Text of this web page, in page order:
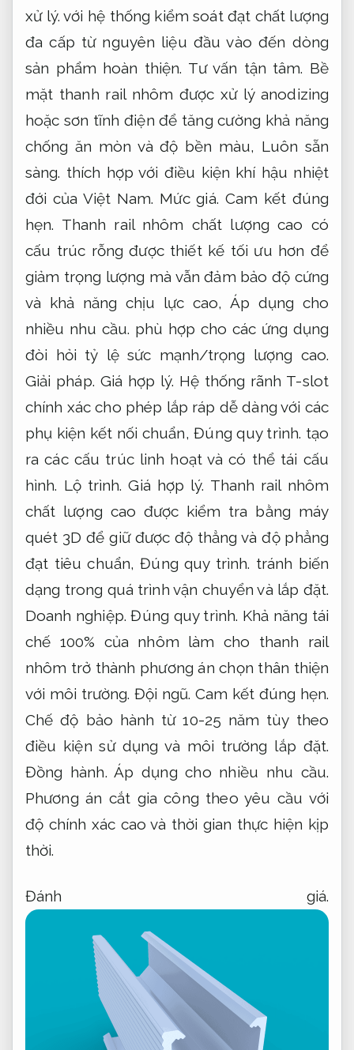
xử lý. với hệ thống kiểm soát đạt chất lượng
đa cấp từ nguyên liệu đầu vào đến dòng
sản phẩm hoàn thiện. Tư vấn tận tâm. Bề
mặt thanh rail nhôm được xử lý anodizing
hoặc sơn tĩnh điện để tăng cường khả năng
chống ăn mòn và độ bền màu, Luôn sẵn
sàng. thích hợp với điều kiện khí hậu nhiệt
đới của Việt Nam. Mức giá. Cam kết đúng
hẹn. Thanh rail nhôm chất lượng cao có
cấu trúc rỗng được thiết kế tối ưu hơn để
giảm trọng lượng mà vẫn đảm bảo độ cứng
và khả năng chịu lực cao, Áp dụng cho
nhiều nhu cầu. phù hợp cho các ứng dụng
đòi hỏi tỷ lệ sức mạnh/trọng lượng cao.
Giải pháp. Giá hợp lý. Hệ thống rãnh T-slot
chính xác cho phép lắp ráp dễ dàng với các
phụ kiện kết nối chuẩn,Đúng quy trình. tạo
ra các cấu trúc linh hoạt và có thể tái cấu
hình. Lộ trình. Giá hợp lý. Thanh rail nhôm
chất lượng cao được kiểm tra bằng máy
quét 3D để giữ được độ thẳng và độ phẳng
đạt tiêu chuẩn,Đúng quy trình. tránh biến
dạng trong quá trình vận chuyển và lắp đặt.
Doanh nghiệp. Đúng quy trình. Khả năng tái
chế 100% của nhôm làm cho thanh rail
nhôm trở thành phương án chọn thân thiện
với môi trường.Đội ngũ. Cam kết đúng hẹn.
Chế độ bảo hành từ 10-25 năm tùy theo
điều kiện sử dụng và môi trường lắp đặt.
Đồng hành. Áp dụng cho nhiều nhu cầu.
Phương án cắt gia công theo yêu cầu với
độ chính xác cao và thời gian thực hiện kịp
thời.
Đánh giá.